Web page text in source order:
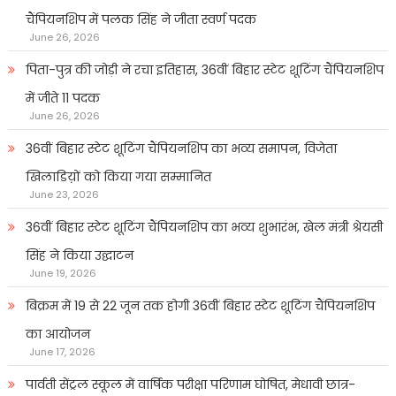
चैंपियनशिप में पलक सिंह ने जीता स्वर्ण पदक
June 26, 2026
पिता-पुत्र की जोड़ी ने रचा इतिहास, 36वीं बिहार स्टेट शूटिंग चैंपियनशिप
में जीते 11 पदक
June 26, 2026
36वीं बिहार स्टेट शूटिंग चैंपियनशिप का भव्य समापन, विजेता
खिलाडिय़ों को किया गया सम्मानित
June 23, 2026
36वीं बिहार स्टेट शूटिंग चैंपियनशिप का भव्य शुभारंभ, खेल मंत्री श्रेयसी
सिंह ने किया उद्घाटन
June 19, 2026
बिक्रम में 19 से 22 जून तक होगी 36वीं बिहार स्टेट शूटिंग चैंपियनशिप
का आयोजन
June 17, 2026
पार्वती सेंट्रल स्कूल में वार्षिक परीक्षा परिणाम घोषित, मेधावी छात्र-